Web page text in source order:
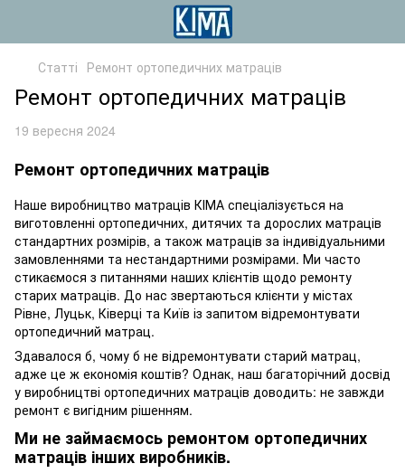
Статті Ремонт ортопедичних матраців
Ремонт ортопедичних матраців
19 вересня 2024
Ремонт ортопедичних матраців
Наше виробництво матраців КІМА спеціалізується на
виготовленні ортопедичних, дитячих та дорослих матраців
стандартних розмірів, а також матраців за індивідуальними
замовленнями та нестандартними розмірами. Ми часто
стикаємося з питаннями наших клієнтів щодо ремонту
старих матраців. До нас звертаються клієнти у містах
Рівне, Луцьк, Ківерці та Київ із запитом відремонтувати
ортопедичний матрац.
Здавалося б, чому б не відремонтувати старий матрац,
адже це ж економія коштів? Однак, наш багаторічний досвід
у виробництві ортопедичних матраців доводить: не завжди
ремонт є вигідним рішенням.
Ми не займаємось ремонтом ортопедичних
матраців інших виробників.